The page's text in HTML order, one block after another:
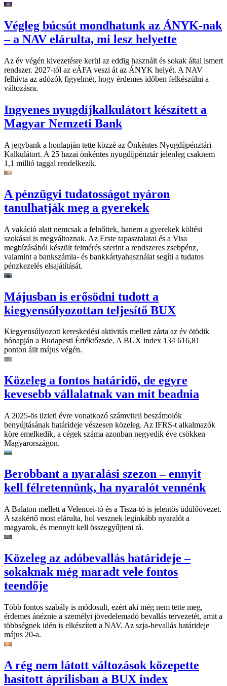
Végleg búcsút mondhatunk az ÁNYK-nak
– a NAV elárulta, mi lesz helyette
Az év végén kivezetésre kerül az eddig használt és sokak által ismert
rendszer. 2027-tól az eÁFA veszi át az ÁNYK helyét. A NAV
felhívta az adózók figyelmét, hogy érdemes időben felkészülni a
változásra.
Ingyenes nyugdíjkalkulátort készített a
Magyar Nemzeti Bank
A jegybank a honlapján tette közzé az Önkéntes Nyugdíjpénztári
Kalkulátort. A 25 hazai önkéntes nyugdíjpénztár jelenleg csaknem
1,1 millió taggal rendelkezik.
A pénzügyi tudatosságot nyáron
tanulhatják meg a gyerekek
A vakáció alatt nemcsak a felnőttek, hanem a gyerekek költési
szokásai is megváltoznak. Az Erste tapasztalatai és a Visa
megbízásából készült felmérés szerint a rendszeres zsebpénz,
valamint a bankszámla- és bankkártyahasználat segíti a tudatos
pénzkezelés elsajátítását.
Májusban is erősödni tudott a
kiegyensúlyozottan teljesítő BUX
Kiegyensúlyozott kereskedési aktivitás mellett zárta az év ötödik
hónapján a Budapesti Értéktőzsde. A BUX index 134 616,81
ponton állt május végén.
Közeleg a fontos határidő, de egyre
kevesebb vállalatnak van mit beadnia
A 2025-ös üzleti évre vonatkozó számviteli beszámolók
benyújtásának határideje vészesen közeleg. Az IFRS-t alkalmazók
köre emelkedik, a cégek száma azonban negyedik éve csökken
Magyarországon.
Berobbant a nyaralási szezon – ennyit
kell félretennünk, ha nyaralót vennénk
A Balaton mellett a Velencei-tó és a Tisza-tó is jelentős üdülőövezet.
A szakértő most elárulta, hol vesznek leginkább nyaralót a
magyarok, és mennyit kell összegyűjteni rá.
Közeleg az adóbevallás határideje –
sokaknak még maradt vele fontos
teendője
Több fontos szabály is módosult, ezért aki még nem tette meg,
érdemes ánéznie a személyi jövedelemadó bevallás tervezetét, amit a
többségnek idén is elkészített a NAV. Az szja-bevallás határideje
május 20-a.
A rég nem látott változások közepette
hasított áprilisban a BUX index